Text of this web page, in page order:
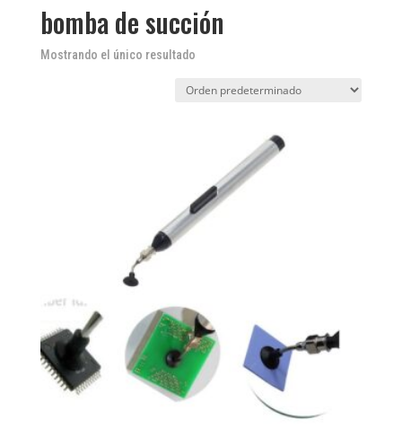
bomba de succión
Mostrando el único resultado